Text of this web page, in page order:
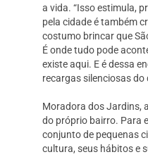
a vida. “Isso estimula,
pela cidade é também
costumo brincar que
É onde tudo pode
existe aqui. E é dessa
recargas silenciosas do
Moradora dos Jardins,
do próprio bairro. Para
conjunto de pequenas
cultura, seus hábitos e